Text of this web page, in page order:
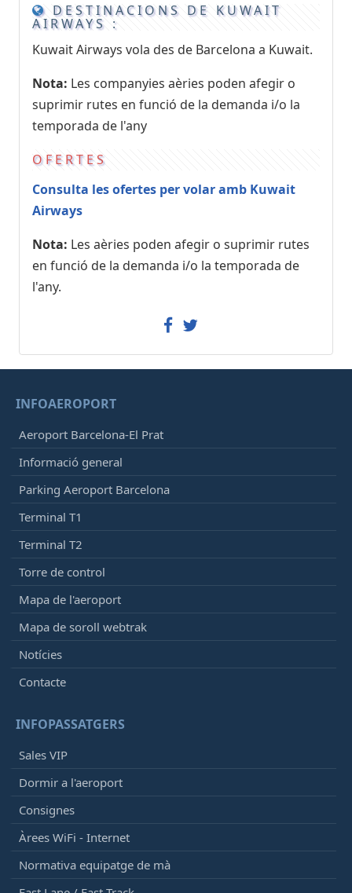
DESTINACIONS DE KUWAIT
AIRWAYS :
Kuwait Airways vola des de Barcelona a Kuwait.
Nota: Les companyies aèries poden afegir o
suprimir rutes en funció de la demanda i/o la
temporada de l'any
OFERTES
Consulta les ofertes per volar amb Kuwait
Airways
Nota: Les aèries poden afegir o suprimir rutes
en funció de la demanda i/o la temporada de
l'any.
INFOAEROPORT
Aeroport Barcelona-El Prat
Informació general
Parking Aeroport Barcelona
Terminal T1
Terminal T2
Torre de control
Mapa de l'aeroport
Mapa de soroll webtrak
Notícies
Contacte
INFOPASSATGERS
Sales VIP
Dormir a l'aeroport
Consignes
Àrees WiFi - Internet
Normativa equipatge de mà